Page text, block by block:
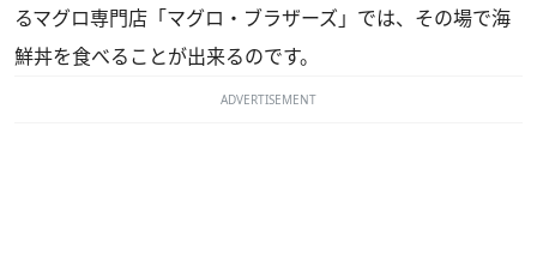
るマグロ専門店「マグロ・ブラザーズ」では、その場で海
鮮丼を食べることが出来るのです。
ADVERTISEMENT